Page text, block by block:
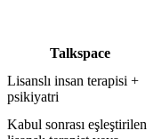
Talkspace
Lisanslı insan terapisi +
psikiyatri
Kabul sonrası eşleştirilen